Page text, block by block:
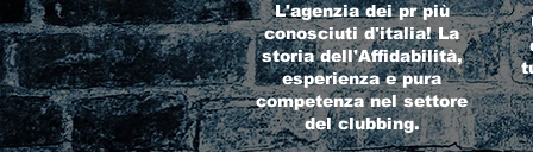
L'agenzia dei pr più
conosciuti d'italia! La
storia dell'Affidabilità,
esperienza e pura
competenza nel settore
del clubbing.